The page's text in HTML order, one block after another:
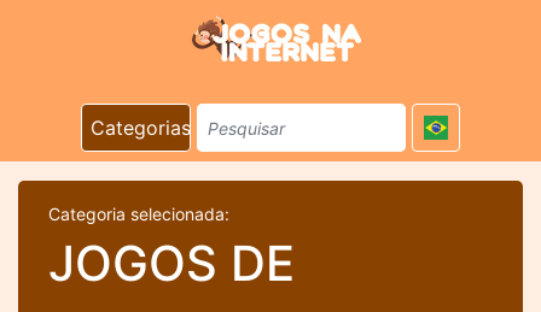
Categorias
Categoria selecionada:
JOGOS DE